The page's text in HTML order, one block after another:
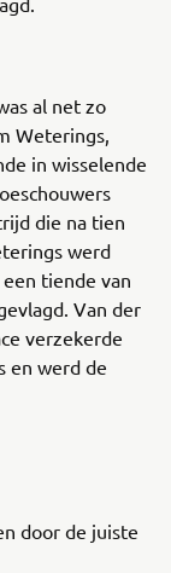
al net zo
Weterings,
in wisselende
die na tien
werd
tiende van
Van der
verzekerde
en werd de
door de juiste